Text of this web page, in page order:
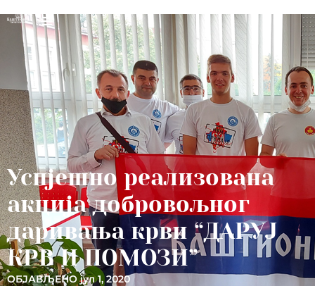
Успјешно реализована
акција добровољног
даривања крви “ДАРУЈ
КРВ И ПОМОЗИ”
ОБЈАВЉЕНО јул 1, 2020